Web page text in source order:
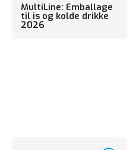
MultiLine: Emballage
til is og kolde drikke
2026